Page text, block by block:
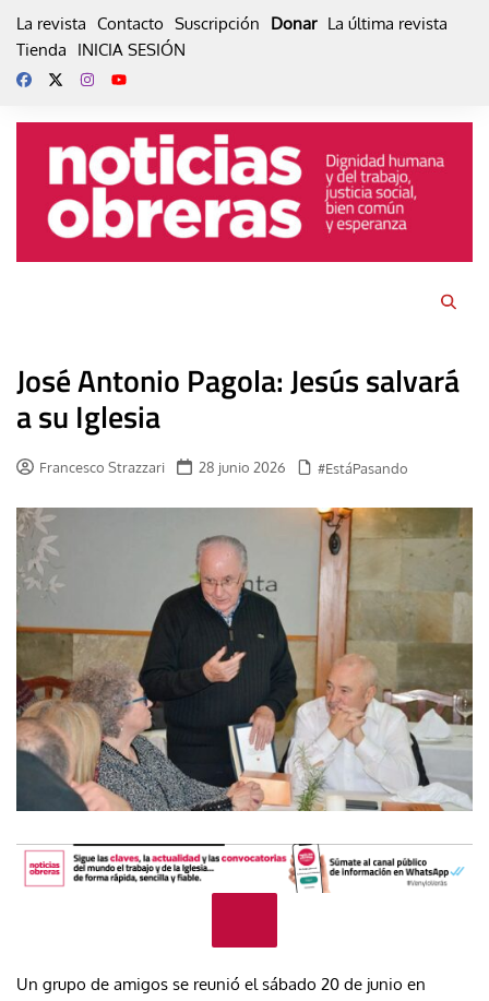
La revista Contacto Suscripción Donar La última revista
Tienda
INICIA SESIÓN
José Antonio Pagola: Jesús salvará
a su Iglesia
Francesco Strazzari 28 junio 2026 #EstáPasando
Un grupo de amigos se reunió el sábado 20 de junio en